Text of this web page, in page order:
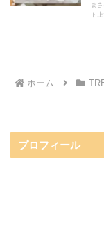
ま
ト
ホーム
プロフィール